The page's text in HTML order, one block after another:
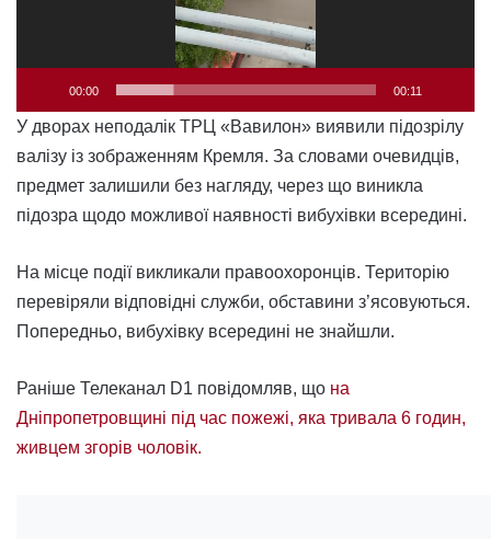
00:00 00:11
У дворах неподалік ТРЦ «Вавилон» виявили підозрілу
валізу із зображенням Кремля. За словами очевидців,
предмет залишили без нагляду, через що виникла
підозра щодо можливої наявності вибухівки всередині.
На місце події викликали правоохоронців. Територію
перевіряли відповідні служби, обставини з’ясовуються.
Попередньо, вибухівку всередині не знайшли.
Раніше Телеканал D1 повідомляв, що на
Дніпропетровщині під час пожежі, яка тривала 6 годин,
живцем згорів чоловік.